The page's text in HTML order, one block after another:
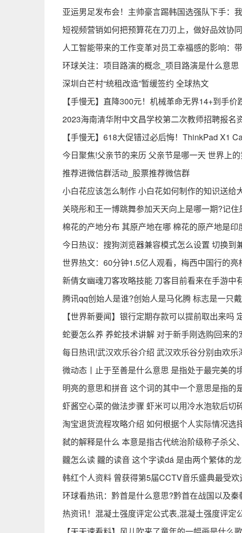
亚运男足发布会！主帅豪言踢韩国选强队下手：
短视频营销如何把预算花在刀刃上，做好品效协
人工智能带来的工作变革对员工幸福感的影响：
环球关注：项目路演的概念_项目路演是什么意思
深圳白芒村“统租改造”暂缓签约 全球热文
【手慢无】直降300元！机械革命无界14+到手价
2023海南清华附中文昌学校第二次教师招聘报
【手慢无】618大促错过必后悔！ThinkPad X1
今日聚焦!父亲节的来历 父亲节是哪一天 世界上
推荐进微信群活动_股票推荐微信群
小白花应该怎么制作 小白花如何制作的知识送给
关晓彤和王一博跳舞参加天天向上是哪一期?记
棉花的产地分布 其原产地在哪 棉花的原产地是印
今日热议：搜狗浏览器兼容模式怎么设置 切换到
世界热文：60分钟1.5亿人观看，梅西中国行的亮
新倩女幽魂刀客攻略技能 刀客目前看来在手游中
腾讯qq创始人是谁?创始人是马化腾 标志是一只
【世界新要闻】银行定期存款可以提前取出来
蛇要怎么养 养蛇技术讲解 对于新手刚选购回来的
每日热讯!武汉欢乐谷介绍 武汉欢乐谷分别由欢
微动态丨止于至善是什么意思 是指处于最完美的
明亮的意思和拼音 这个词的其中一个意思是指的
虾酱空心菜的做法步骤 虾米可以用冷水泡软后切
淘宝退货流程攻略介绍 如何根据个人实际情况选
弑的解释是什么 本意是指古代统治阶级称子杀父
龖怎么读 龖的读音 这个字读dá 是由两个繁体的
韩红个人资料 曾获得第5届CCTV音乐盛典最受
环球看热讯：黔首是什么意思?黔首在战国以及
热资讯！混凝土强度评定公式表,混凝土强度评定